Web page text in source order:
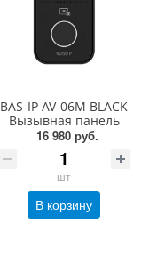
BAS-IP AV-06M BLACK
Вызывная панель
16 980 руб.
шт
В корзину